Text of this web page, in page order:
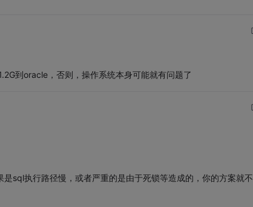
到oracle，否则，操作系统本身可能就有问题了
sql执行路径慢，或者严重的是由于死锁等造成的，你的方案就不